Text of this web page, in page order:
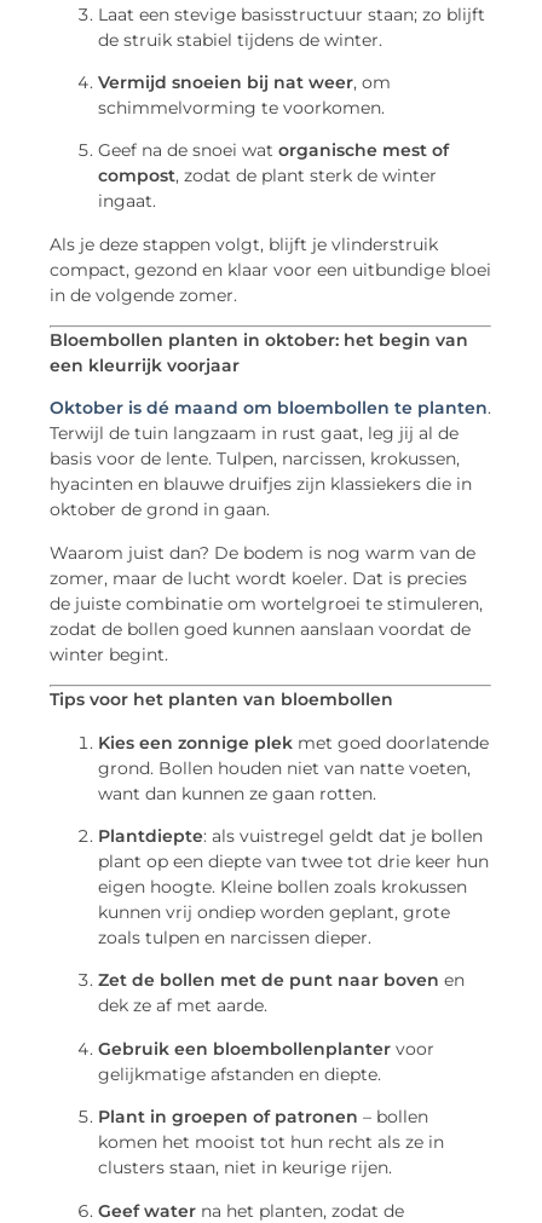
Laat een stevige basisstructuur staan; zo blijft
de struik stabiel tijdens de winter.
Vermijd snoeien bij nat weer, om
schimmelvorming te voorkomen.
Geef na de snoei watorganische mest of
compost, zodat de plant sterk de winter
ingaat.
Als je deze stappen volgt, blijft je vlinderstruik
compact, gezond en klaar voor een uitbundige bloei
in de volgende zomer.
Bloembollen planten in oktober: het begin van
een kleurrijk voorjaar
Oktober is dé maand om bloembollen te planten.
Terwijl de tuin langzaam in rust gaat, leg jij al de
basis voor de lente. Tulpen, narcissen, krokussen,
hyacinten en blauwe druifjes zijn klassiekers die in
oktober de grond in gaan.
Waarom juist dan? De bodem is nog warm van de
zomer, maar de lucht wordt koeler. Dat is precies
de juiste combinatie om wortelgroei te stimuleren,
zodat de bollen goed kunnen aanslaan voordat de
winter begint.
Tips voor het planten van bloembollen
Kies een zonnige plek met goed doorlatende
grond. Bollen houden niet van natte voeten,
want dan kunnen ze gaan rotten.
Plantdiepte: als vuistregel geldt dat je bollen
plant op een diepte van twee tot drie keer hun
eigen hoogte. Kleine bollen zoals krokussen
kunnen vrij ondiep worden geplant, grote
zoals tulpen en narcissen dieper.
Zet de bollen met de punt naar boven en
dek ze af met aarde.
Gebruik een bloembollenplanter voor
gelijkmatige afstanden en diepte.
Plant in groepen of patronen – bollen
komen het mooist tot hun recht als ze in
clusters staan, niet in keurige rijen.
Geef water na het planten, zodat de